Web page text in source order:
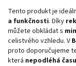
Tento produkt je
a funkčnosti. Díky
můžete obkládat s
celistvého vzhledu. V
proto doporučujeme
která nepodléhá času